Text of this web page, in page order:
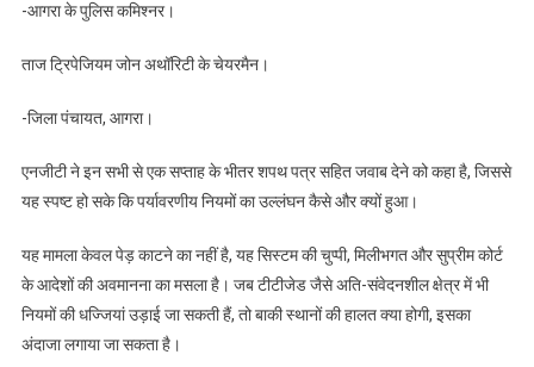
-आगरा के पुलिस कमिश्नर।
ताज ट्रिपेजियम जोन अथॉरिटी के चेयरमैन।
-जिला पंचायत, आगरा।
एनजीटी ने इन सभी से एक सप्ताह के भीतर शपथ पत्र सहित जवाब देने को कहा है, जिससे
यह स्पष्ट हो सके कि पर्यावरणीय नियमों का उल्लंघन कैसे और क्यों हुआ।
यह मामला केवल पेड़ काटने का नहीं है, यह सिस्टम की चुप्पी, मिलीभगत और सुप्रीम कोर्ट
के आदेशों की अवमानना का मसला है। जब टीटीजेड जैसे अति-संवेदनशील क्षेत्र में भी
नियमों की धज्जियां उड़ाई जा सकती हैं, तो बाकी स्थानों की हालत क्या होगी, इसका
अंदाजा लगाया जा सकता है।